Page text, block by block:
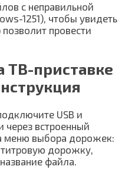
с неправильной
1251), чтобы увидеть
провести
ТВ-приставке
USB и
через встроенный
меню выбора дорожек:
дорожку,
файла.